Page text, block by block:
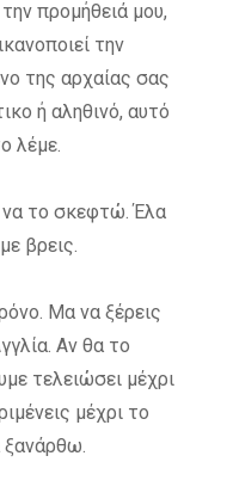
προμήθειά μου,
την
της αρχαίας σας
ή αληθινό, αυτό
λέμε.
το σκεφτώ. Έλα
βρεις.
Μα να ξέρεις
Αν θα το
τελειώσει μέχρι
μέχρι το
ξανάρθω.